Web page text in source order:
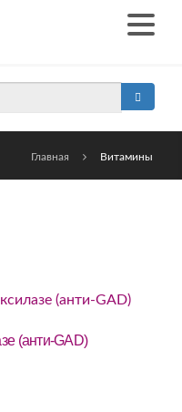
Главная Витамины
(анти-GAD)